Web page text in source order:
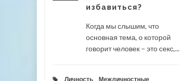
избавиться?
Когда мы слышим, что
основная тема, о которой
говорит человек – это секс,...
Личность Межличностные